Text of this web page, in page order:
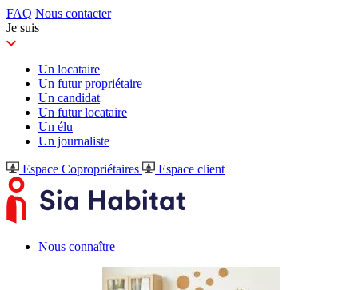
FAQ Nous contacter
Je suis
Un locataire
Un futur propriétaire
Un candidat
Un futur locataire
Un élu
Un journaliste
Espace Copropriétaires Espace client
Nous connaître